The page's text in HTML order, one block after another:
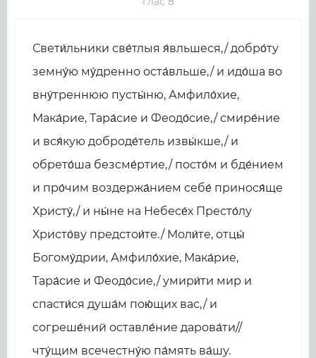
Свети́льники све́тлыя я́вльшеся,/ добро́ту
земну́ю му́дренно оста́вльше,/ и идо́ша во
вну́треннюю пусты́ню, Амфило́хие,
Мака́рие, Тара́сие и Феодо́сие,/ смире́ние
и вся́кую доброде́тель извы́кше,/ и
обрето́ша безсме́ртие,/ посто́м и бде́нием
и про́чим воздержа́нием себе́ принося́ще
Христу́,/ и ны́не на Небесе́х Престо́лу
Христо́ву предстои́те./ Моли́те, отцы́
Богому́дрии, Амфило́хие, Мака́рие,
Тара́сие и Феодо́сие,/ умири́ти мир и
спасти́ся душа́м пою́щих вас,/ и
согреше́ний оставле́ние дарова́ти//
чту́щим всечестну́ю па́мять ва́шу.